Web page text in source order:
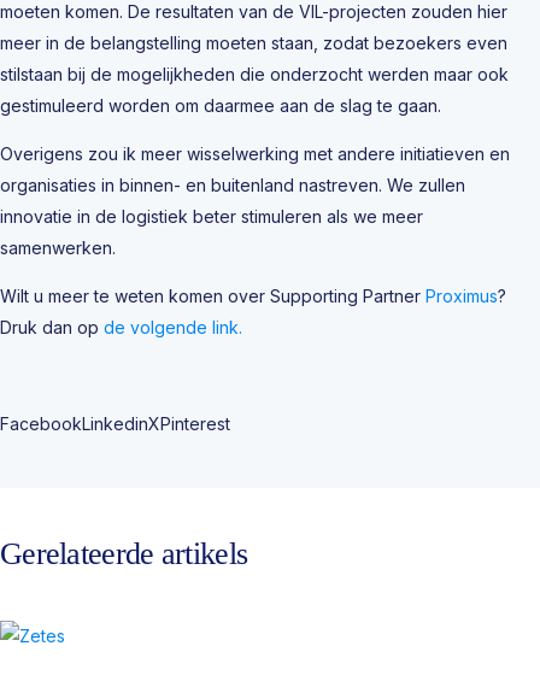
moeten komen. De resultaten van de VIL-projecten zouden hier
meer in de belangstelling moeten staan, zodat bezoekers even
stilstaan bij de mogelijkheden die onderzocht werden maar ook
gestimuleerd worden om daarmee aan de slag te gaan.
Overigens zou ik meer wisselwerking met andere initiatieven en
organisaties in binnen- en buitenland nastreven. We zullen
innovatie in de logistiek beter stimuleren als we meer
samenwerken.
Wilt u meer te weten komen over Supporting Partner Proximus?
Druk dan op de volgende link.
FacebookLinkedinXPinterest
Gerelateerde artikels